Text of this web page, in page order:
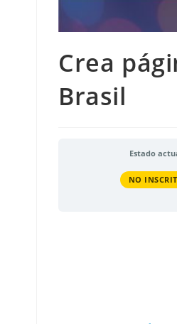
Crea
Brasil
Estado
NO